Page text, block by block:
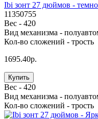
Ibi зонт 27 дюймов -
11350755
Вес - 420
Вид механизма -
Кол-во сложений - трость
1695.40р.
Купить
Вес - 420
Вид механизма -
Кол-во сложений - трость